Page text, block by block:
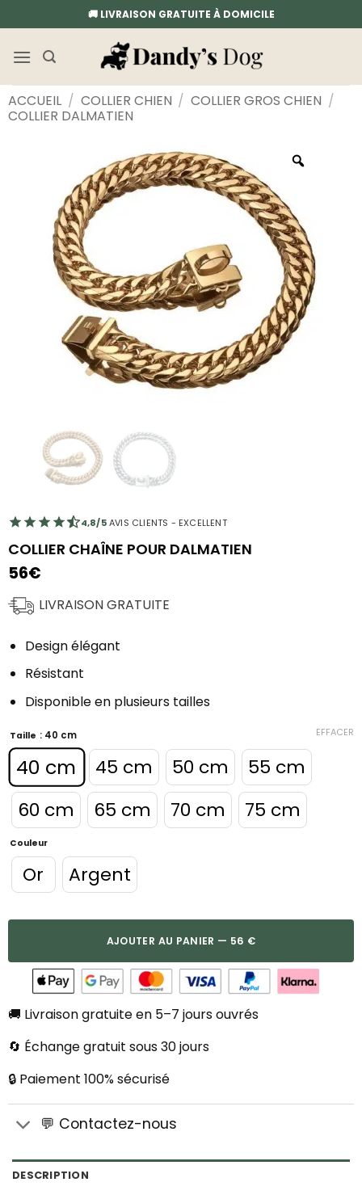
au
contenu
🚚 LIVRAISON GRATUITE À DOMICILE
ACCUEIL / COLLIER CHIEN / COLLIER GROS CHIEN /
COLLIER DALMATIEN
4,8/5AVIS CLIENTS - EXCELLENT
COLLIER CHAÎNE POUR DALMATIEN
56€
LIVRAISON GRATUITE
Design élégant
Résistant
Disponible en plusieurs tailles
Taille : 40 cm
40 cm 45 cm 50 cm
55 cm
60 cm
65 cm 70 cm 75 cm
Couleur
Or Argent
EFFACER
AJOUTER AU PANIER — 56 €
🚚 Livraison gratuite en 5–7 jours ouvrés
🔄 Échange gratuit sous 30 jours
🔒 Paiement 100% sécurisé
💬 Contactez-nous
DESCRIPTION